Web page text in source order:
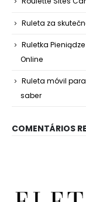
Ruletka
Ruleta móvil